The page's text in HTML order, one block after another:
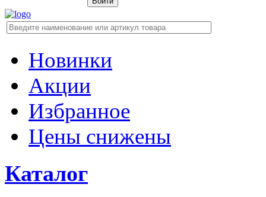
Новинки
Акции
Избранное
Цены снижены
Каталог